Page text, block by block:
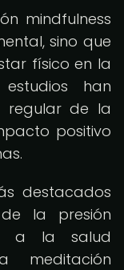
mindfulness
sino que
físico en la
han
regular de la
positivo
destacados
la presión
a la salud
meditación